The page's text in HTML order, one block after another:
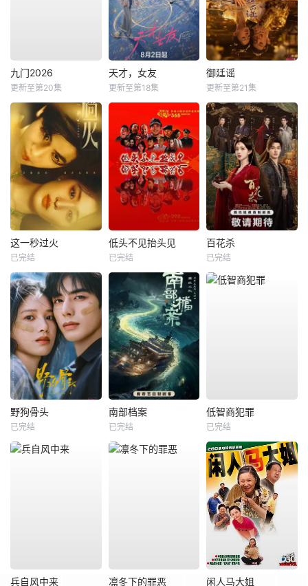
九门2026
更新至第20集
天才，女友
更新至第18集
御廷谣
更新至第21集
这一秒过火
已完结
低头不见抬头见
已完结
百花杀
已完结
野狗骨头
已完结
南部档案
已完结
低智商犯罪
已完结
兵自风中来 凛冬下的罪恶 闲人马大姐